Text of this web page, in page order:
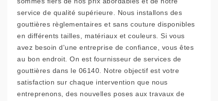
service de qualité supérieure. Nous installons des
gouttières règlementaires et sans couture disponibles
en différents tailles, matériaux et couleurs. Si vous
avez besoin d'une entreprise de confiance, vous êtes
au bon endroit. On est fournisseur de services de
gouttières dans le 06140. Notre objectif est votre
satisfaction sur chaque intervention que nous
entreprenons, des nouvelles poses aux travaux de